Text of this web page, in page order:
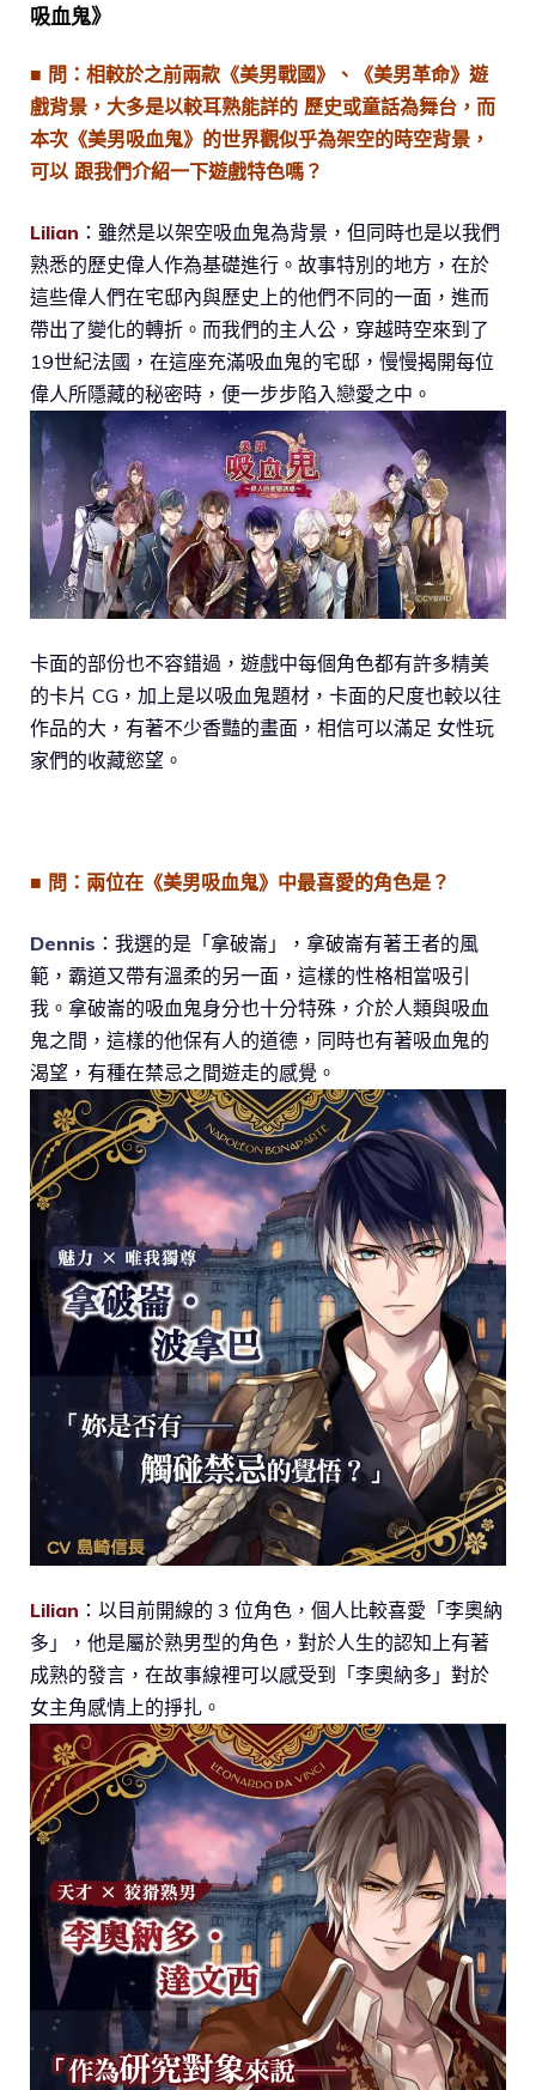
吸血鬼》
■ 問：相較於之前兩款《美男戰國》、《美男革命》遊
戲背景，大多是以較耳熟能詳的 歷史或童話為舞台，而
本次《美男吸血鬼》的世界觀似乎為架空的時空背景，
可以 跟我們介紹一下遊戲特色嗎？
Lilian ：雖然是以架空吸血鬼為背景，但同時也是以我們
熟悉的歷史偉人作為基礎進行。故事特別的地方，在於
這些偉人們在宅邸內與歷史上的他們不同的一面，進而
帶出了變化的轉折。而我們的主人公，穿越時空來到了
19世紀法國，在這座充滿吸血鬼的宅邸，慢慢揭開每位
偉人所隱藏的秘密時，便一步步陷入戀愛之中。
卡面的部份也不容錯過，遊戲中每個角色都有許多精美
的卡片 CG，加上是以吸血鬼題材，卡面的尺度也較以往
作品的大，有著不少香豔的畫面，相信可以滿足 女性玩
家們的收藏慾望。
■ 問：兩位在《美男吸血鬼》中最喜愛的角色是？
Dennis ：我選的是「拿破崙」，拿破崙有著王者的風
範，霸道又帶有溫柔的另一面，這樣的性格相當吸引
我。拿破崙的吸血鬼身分也十分特殊，介於人類與吸血
鬼之間，這樣的他保有人的道德，同時也有著吸血鬼的
渴望，有種在禁忌之間遊走的感覺。
Lilian ：以目前開線的 3 位角色，個人比較喜愛「李奧納
多」，他是屬於熟男型的角色，對於人生的認知上有著
成熟的發言，在故事線裡可以感受到「李奧納多」對於
女主角感情上的掙扎。